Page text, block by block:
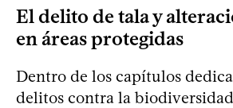
El delito de tala y
en áreas protegidas
Dentro de los capítulos
delitos contra la